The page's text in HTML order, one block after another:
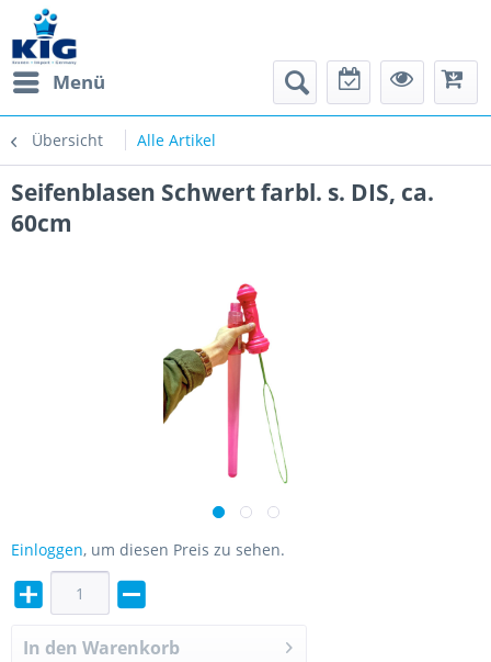
Menü
Übersicht Alle Artikel
Seifenblasen Schwert farbl. s. DIS, ca.
60cm
Einloggen, um diesen Preis zu sehen.
In den Warenkorb